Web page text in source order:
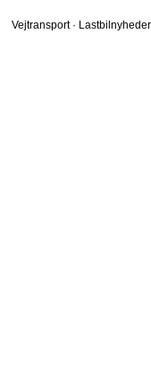
Vejtransport ·